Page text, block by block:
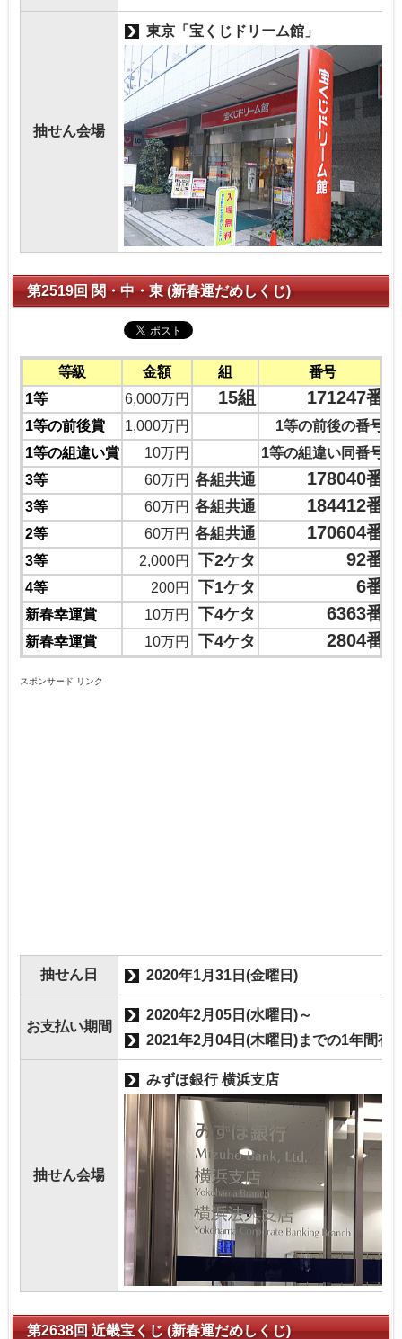
抽せん会場
東京「宝くじドリーム館」
第2519回 関・中・東 (新春運だめしくじ)
等級 金額 組
番号
1等
6,000万円 15組 171247番
1等の前後賞 1,000万円
1等の前後の番号
1等の組違い賞
10万円
1等の組違い同番号
3等
60万円 各組共通 178040番
3等 60万円 各組共通 184412番
2等 60万円 各組共通 170604番
3等 2,000円 下2ケタ 92番
4等 200円 下1ケタ 6番
新春幸運賞 10万円 下4ケタ 6363番
新春幸運賞 10万円 下4ケタ 2804番
スポンサード リンク
抽せん日 2020年1月31日(金曜日)
お支払い期間
2020年2月05日(水曜日)～
2021年2月04日(木曜日)までの1年間有
抽せん会場
みずほ銀行 横浜支店
第2638回 近畿宝くじ (新春運だめしくじ)